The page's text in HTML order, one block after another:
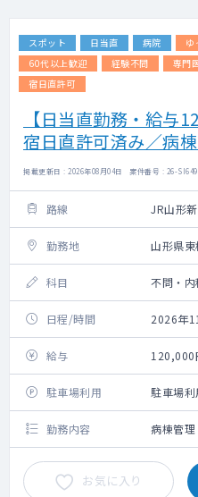
スポット 日当直 病院 ゆ
60代以上歓迎
経験不問 専門
宿日直許可
【日当直勤務・給与
宿日直許可済み／病
掲載更新日 : 2026年08月04日 案件番号 : 26-
路線 JR山形
勤務地 山形県
科目 不問・内
日程/時間 2026年
給与 120,000
駐車場利用 駐車場利
勤務内容 病棟管理
お気に入り